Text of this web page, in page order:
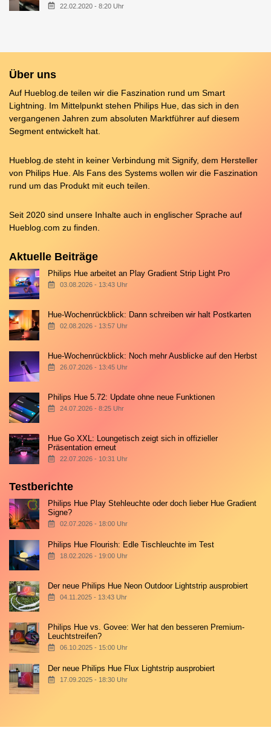
22.02.2020 - 8:20 Uhr
Über uns
Auf Hueblog.de teilen wir die Faszination rund um Smart
Lightning. Im Mittelpunkt stehen Philips Hue, das sich in den
vergangenen Jahren zum absoluten Marktführer auf diesem
Segment entwickelt hat.
Hueblog.de steht in keiner Verbindung mit Signify, dem Hersteller
von Philips Hue. Als Fans des Systems wollen wir die Faszination
rund um das Produkt mit euch teilen.
Seit 2020 sind unsere Inhalte auch in englischer Sprache auf
Hueblog.com zu finden.
Aktuelle Beiträge
Philips Hue arbeitet an Play Gradient Strip Light Pro
03.08.2026 - 13:43 Uhr
Hue-Wochenrückblick: Dann schreiben wir halt Postkarten
02.08.2026 - 13:57 Uhr
Hue-Wochenrückblick: Noch mehr Ausblicke auf den Herbst
26.07.2026 - 13:45 Uhr
Philips Hue 5.72: Update ohne neue Funktionen
24.07.2026 - 8:25 Uhr
Hue Go XXL: Loungetisch zeigt sich in offizieller
Präsentation erneut
22.07.2026 - 10:31 Uhr
Testberichte
Philips Hue Play Stehleuchte oder doch lieber Hue Gradient
Signe?
02.07.2026 - 18:00 Uhr
Philips Hue Flourish: Edle Tischleuchte im Test
18.02.2026 - 19:00 Uhr
Der neue Philips Hue Neon Outdoor Lightstrip ausprobiert
04.11.2025 - 13:43 Uhr
Philips Hue vs. Govee: Wer hat den besseren Premium-
Leuchtstreifen?
06.10.2025 - 15:00 Uhr
Der neue Philips Hue Flux Lightstrip ausprobiert
17.09.2025 - 18:30 Uhr